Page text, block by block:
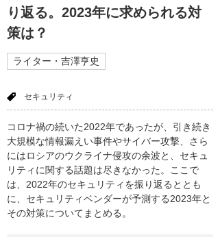
り返る。2023年に求められる対
策は？
ライター・吉澤亨史
セキュリティ
コロナ禍の続いた2022年であったが、引き続き
大規模な情報漏えい事件やサイバー攻撃、さら
にはロシアのウクライナ侵攻の余波と、セキュ
リティに関する話題は尽きなかった。ここで
は、2022年のセキュリティを振り返るととも
に、セキュリティベンダーが予測する2023年と
その対策についてまとめる。